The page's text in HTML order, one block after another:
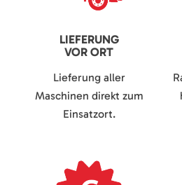
LIEFERUNG
VOR ORT
Lieferung aller
Maschinen direkt zum
Einsatzort.